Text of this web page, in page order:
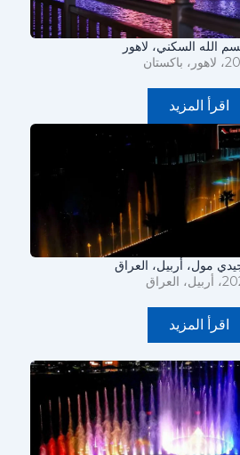
السكني، لاهور
المزيد
مول، أربيل، العراق
المزيد